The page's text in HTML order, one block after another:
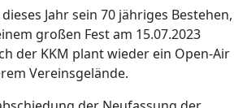
Jahr sein 70 jähriges Bestehen,
großen Fest am 15.07.2023
der KKM plant wieder ein Open-Air
Vereinsgelände.